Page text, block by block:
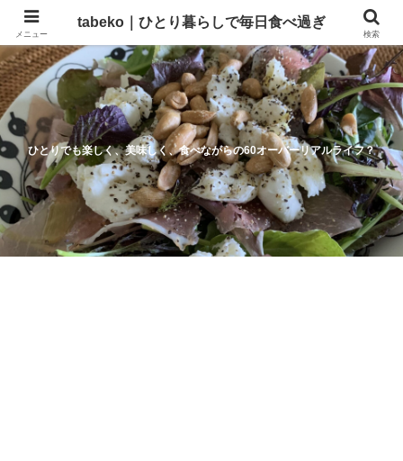
ひとりでも楽しく、美味しく、食べながらの60オーバーリアルライフ？
メニュー
tabeko｜ひとり暮らしで毎日食べ過ぎ
検索